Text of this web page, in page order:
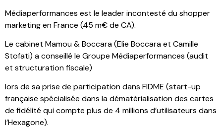
Médiaperformances est le leader incontesté du shopper
marketing en France (45 m€ de CA).
Le cabinet Mamou & Boccara (Elie Boccara et Camille
Stofati) a conseillé le Groupe Médiaperformances (audit
et structuration fiscale)
lors de sa prise de participation dans FIDME (start-up
française spécialisée dans la dématérialisation des cartes
de fidélité qui compte plus de 4 millions d’utilisateurs dans
l’Hexagone).